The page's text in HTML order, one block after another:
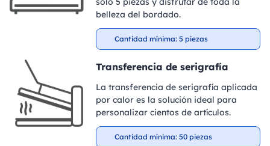
belleza del bordado.
Cantidad mínima: 5 piezas
Transferencia de serigrafía
La transferencia de serigrafía aplicada
por calor es la solución ideal para
personalizar cientos de artículos.
Cantidad mínima: 50 piezas